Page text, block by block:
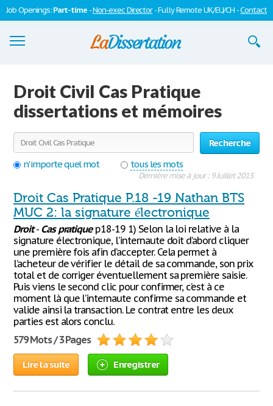
Job Openings:Part-time -Non-exec Director- Fully Remote UK/EU/CH -Contact
S'inscrire
Se connecter
Contactez-nous
Droit Civil Cas Pratique
dissertations et mémoires
Recherche
n'importe quel mot
tous les mots
Dernière mise à jour : 9 Juillet 2015
Droit Cas Pratique P.18 -19 Nathan BTS
MUC 2: la signature électronique
Droit- Cas pratiquep18-19 1) Selon la loi relative à la
signature électronique, l’internaute doit d’abord cliquer
une première fois afin d’accepter. Cela permet à
l’acheteur de vérifier le détail de sa commande, son prix
total et de corriger éventuellement sa première saisie.
Puis viens le second clic pour confirmer, c’est à ce
moment là que l’internaute confirme sa commande et
valide ainsi la transaction. Le contrat entre les deux
parties est alors conclu.
579 Mots / 3 Pages
Lire la suite Enregistrer